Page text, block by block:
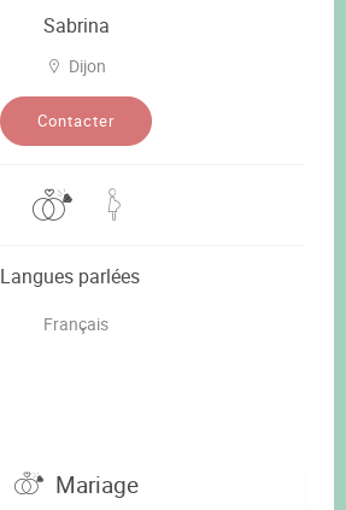
Sabrina
Dijon
Contacter
Langues parlées
Français
Mariage